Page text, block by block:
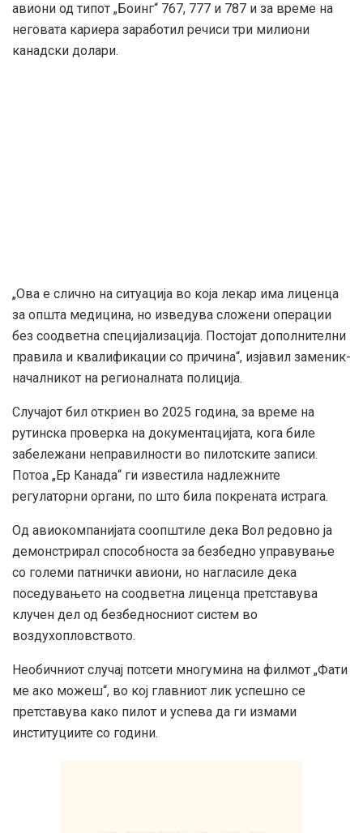
авиони од типот „Боинг“ 767, 777 и 787 и за време на
неговата кариера заработил речиси три милиони
канадски долари.
„Ова е слично на ситуација во која лекар има лиценца
за општа медицина, но изведува сложени операции
без соодветна специјализација. Постојат дополнителни
правила и квалификации со причина“, изјавил заменик-
началникот на регионалната полиција.
Случајот бил откриен во 2025 година, за време на
рутинска проверка на документацијата, кога биле
забележани неправилности во пилотските записи.
Потоа „Ер Канада“ ги известила надлежните
регулаторни органи, по што била покрената истрага.
Од авиокомпанијата соопштиле дека Вол редовно ја
демонстрирал способноста за безбедно управување
со големи патнички авиони, но нагласиле дека
поседувањето на соодветна лиценца претставува
клучен дел од безбедносниот систем во
воздухопловството.
Необичниот случај потсети многумина на филмот „Фати
ме ако можеш“, во кој главниот лик успешно се
претставува како пилот и успева да ги измами
институциите со години.